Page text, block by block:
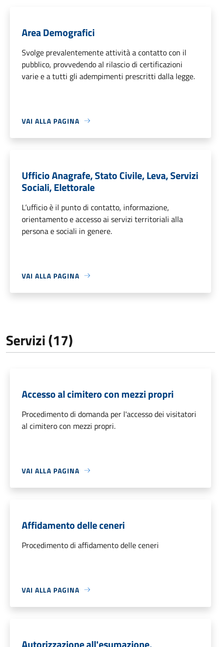
Area Demografici
Svolge prevalentemente attività a contatto con il
pubblico, provvedendo al rilascio di certificazioni
varie e a tutti gli adempimenti prescritti dalla legge.
VAI ALLA PAGINA
Ufficio Anagrafe, Stato Civile, Leva, Servizi
Sociali, Elettorale
L’ufficio è il punto di contatto, informazione,
orientamento e accesso ai servizi territoriali alla
persona e sociali in genere.
VAI ALLA PAGINA
Servizi (17)
Accesso al cimitero con mezzi propri
Procedimento di domanda per l'accesso dei visitatori
al cimitero con mezzi propri.
VAI ALLA PAGINA
Affidamento delle ceneri
Procedimento di affidamento delle ceneri
VAI ALLA PAGINA